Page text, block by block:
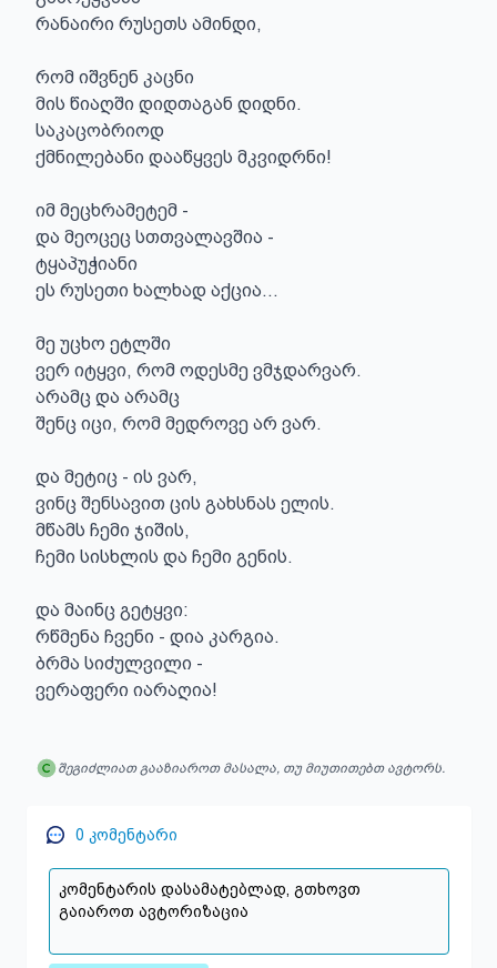
რანაირი რუსეთს ამინდი,
რომ იშვნენ კაცნი
მის წიაღში დიდთაგან დიდნი.
საკაცობრიოდ
ქმნილებანი დააწყვეს მკვიდრნი!
იმ მეცხრამეტემ -
და მეოცეც სთთვალავშია -
ტყაპუჭიანი
ეს რუსეთი ხალხად აქცია...
მე უცხო ეტლში
ვერ იტყვი, რომ ოდესმე ვმჯდარვარ.
არამც და არამც
შენც იცი, რომ მედროვე არ ვარ.
და მეტიც - ის ვარ,
ვინც შენსავით ცის გახსნას ელის.
მწამს ჩემი ჯიშის,
ჩემი სისხლის და ჩემი გენის.
და მაინც გეტყვი:
რწმენა ჩვენი - დია კარგია.
ბრმა სიძულვილი -
ვერაფერი იარაღია!
შეგიძლიათ გააზიაროთ მასალა, თუ მიუთითებთ ავტორს.
0 კომენტარი